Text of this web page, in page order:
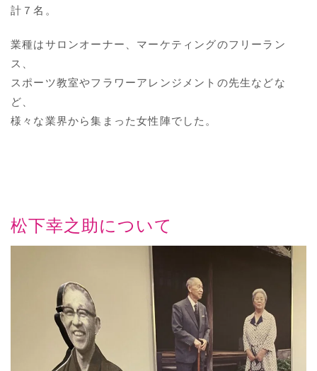
計７名。
業種はサロンオーナー、マーケティングのフリーラン
ス、
スポーツ教室やフラワーアレンジメントの先生などな
ど、
様々な業界から集まった女性陣でした。
松下幸之助について